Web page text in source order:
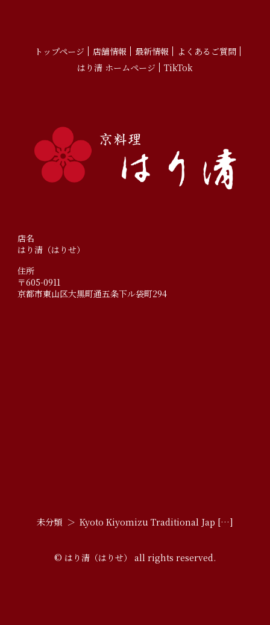
トップページ 店舗情報 最新情報
よくあるご質問
はり清 ホームページ
TikTok
店名
はり清（はりせ）
住所
〒605-0911
京都市東山区大黒町通五条下ル袋町294
未分類 Kyoto Kiyomizu Traditional Jap […]
© はり清（はりせ） all rights reserved.